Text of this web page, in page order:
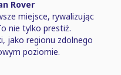
Rover
miejsce, rywalizując
nie tylko prestiż.
jako regionu zdolnego
poziomie.